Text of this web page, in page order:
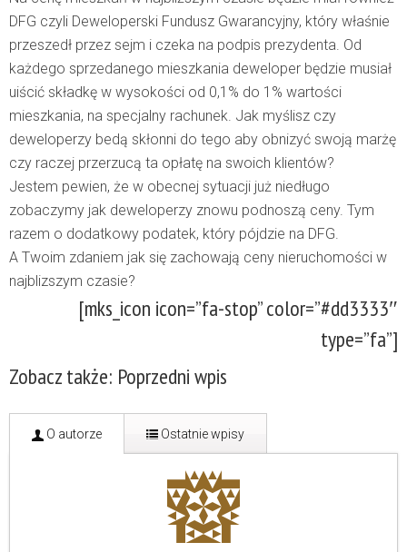
DFG czyli Deweloperski Fundusz Gwarancyjny, który właśnie
przeszedł przez sejm i czeka na podpis prezydenta. Od
każdego sprzedanego mieszkania deweloper będzie musiał
uiścić składkę w wysokości od 0,1% do 1% wartości
mieszkania, na specjalny rachunek. Jak myślisz czy
deweloperzy bedą skłonni do tego aby obnizyć swoją marżę
czy raczej przerzucą ta opłatę na swoich klientów?
Jestem pewien, że w obecnej sytuacji już niedługo
zobaczymy jak deweloperzy znowu podnoszą ceny. Tym
razem o dodatkowy podatek, który pójdzie na DFG.
A Twoim zdaniem jak się zachowają ceny nieruchomości w
najblizszym czasie?
[mks_icon icon=”fa-stop” color=”#dd3333″
type=”fa”]
Zobacz także: Poprzedni wpis
O autorze Ostatnie wpisy